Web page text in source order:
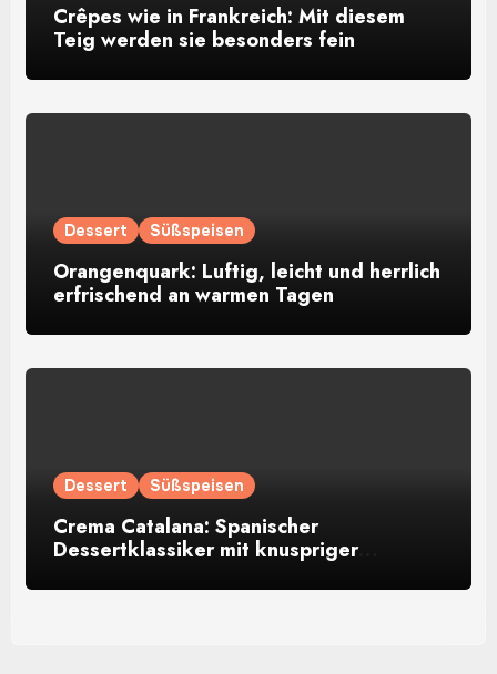
Crêpes wie in Frankreich: Mit diesem
Teig werden sie besonders fein
Dessert Süßspeisen
Orangenquark: Luftig, leicht und herrlich
erfrischend an warmen Tagen
Dessert Süßspeisen
Crema Catalana: Spanischer
Dessertklassiker mit knuspriger